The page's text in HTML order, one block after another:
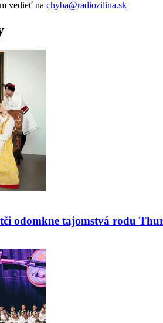
vedieť na chyba@radiozilina.sk
odomkne tajomstvá rodu